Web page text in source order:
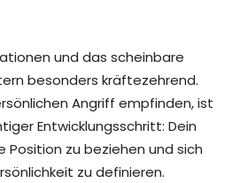
und das scheinbare
besonders kräftezehrend.
Angriff empfinden, ist
Entwicklungsschritt: Dein
Position zu beziehen und sich
zu definieren.